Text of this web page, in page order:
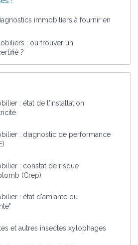
immobiliers à fournir en
: où trouver un
?
: état de l'installation
: diagnostic de performance
: constat de risque
(Crep)
: état d'amiante ou
et autres insectes xylophages